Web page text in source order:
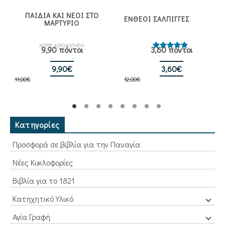
ΠΑΙΔΙΑ ΚΑΙ ΝΕΟΙ ΣΤΟ
ΜΑΡΤΥΡΙΟ
ΧΩΡΙΣ ΑΞΙΟΛΟΓΗΣΗ
9,90 πόντοι
11,00€
Original
price
11,00€.
9,90€
τρέχουσα
είναι:
ΕΝΘΕΟΙ ΣΑΛΠΙΓΓΕΣ
Βαθμολογήθηκε
με5.00
από 5
3,60 πόντοι
12,00€
Original
price
12,00€.
3,60€
τρέχουσα
Κατηγορίες
Προσφορά σε βιβλία για την Παναγία
Νέες Κυκλοφορίες
Βιβλία για το 1821
Κατηχητικό Υλικό
Αγία Γραφή